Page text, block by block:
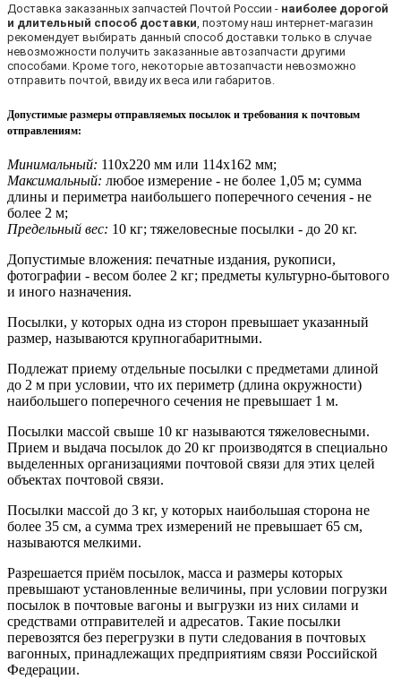
Доставка заказанных запчастей Почтой России - наиболее дорогой
и длительный способ доставки , поэтому наш интернет-магазин
рекомендует выбирать данный способ доставки только в случае
невозможности получить заказанные автозапчасти другими
способами. Кроме того, некоторые автозапчасти невозможно
отправить почтой, ввиду их веса или габаритов.
Допустимые размеры отправляемых посылок и требования к почтовым
отправлениям:
Минимальный: 110х220 мм или 114х162 мм;
Максимальный: любое измерение - не более 1,05 м; сумма
длины и периметра наибольшего поперечного сечения - не
более 2 м;
Предельный вес: 10 кг; тяжеловесные посылки - до 20 кг.
Допустимые вложения: печатные издания, рукописи,
фотографии - весом более 2 кг; предметы культурно-бытового
и иного назначения.
Посылки, у которых одна из сторон превышает указанный
размер, называются крупногабаритными.
Подлежат приему отдельные посылки с предметами длиной
до 2 м при условии, что их периметр (длина окружности)
наибольшего поперечного сечения не превышает 1 м.
Посылки массой свыше 10 кг называются тяжеловесными.
Прием и выдача посылок до 20 кг производятся в специально
выделенных организациями почтовой связи для этих целей
объектах почтовой связи.
Посылки массой до 3 кг, у которых наибольшая сторона не
более 35 см, а сумма трех измерений не превышает 65 см,
называются мелкими.
Разрешается приём посылок, масса и размеры которых
превышают установленные величины, при условии погрузки
посылок в почтовые вагоны и выгрузки из них силами и
средствами отправителей и адресатов. Такие посылки
перевозятся без перегрузки в пути следования в почтовых
вагонных, принадлежащих предприятиям связи Российской
Федерации.